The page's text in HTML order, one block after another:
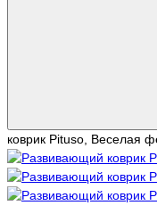
коврик Pituso, Веселая